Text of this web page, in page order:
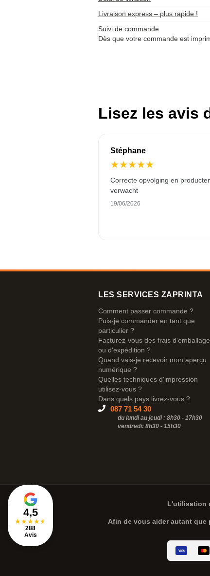
Livraison express – plus rapide !
Suivi de commande
Dès que votre commande est
Lisez les avis
Stéphane
★★★★★
Correcte opvolging en
verwacht
19/06/2026
4,5
★★★★★
288
Avis
LES SERVICES ZAPRINTA
Comment passer commande ?
Puis-je commander en tant que
particulier ?
Facturez-vous des frais d'emballage
ou d'expédition ?
Quand vais-je recevoir mon aperçu
numérique ?
Quelles techniques d'impression
utilisez-vous ?
Dans quels pays livrez-vous ?
087 71 54 30
du lundi au jeudi : 8h30 - 17h30
vendredi: 8h30 - 15h30
L'utilisation
Afin de vous aider autant que